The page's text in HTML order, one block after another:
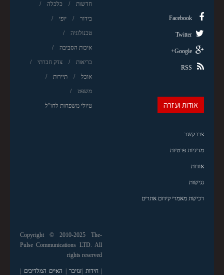
חדשות כלכלה
בידור יופי
טכנולוגיה
איכות הסביבה
בריאות צדק חברתי
אוכל תיירות
משפט
טיולי משפחות לחו"ל
Facebook
Twitter
Google+
RSS
אודות ועזרה
צרו קשר
מדיניות פרטיות
אודות
נגישות
רכישת מאמרי קידום אתרים
Copyright © 2010-2025 The-
Pulse Communications LTD. All
rights reserved
|חידות זנזיבר האיים המלדיבים